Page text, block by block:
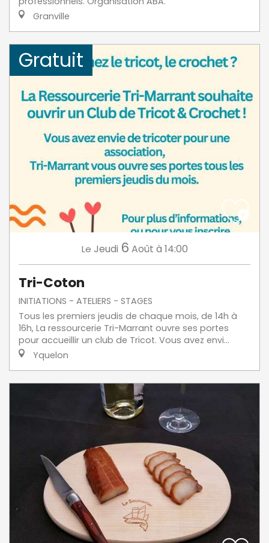
Granville
Gratuit
Le Jeudi 6 Août à 14:00
Tri-Coton
INITIATIONS - ATELIERS - STAGES
Tous les premiers jeudis de chaque mois, de 14h à
16h, La ressourcerie Tri-Marrant ouvre ses portes
pour accueillir un club de Tricot. Vous avez envi...
Yquelon